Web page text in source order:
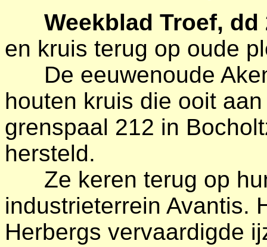
Weekblad Troef,
en kruis terug op oude
De eeuwenoude
houten kruis die ooit
grenspaal 212 in
hersteld.
Ze keren terug op
industrieterrein Avantis.
Herbergs vervaardigde